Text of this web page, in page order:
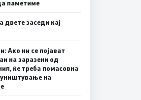
паметиме
двете заседи кај
Ако ни се појават
на заразени од
ќе треба помасовна
уништување на